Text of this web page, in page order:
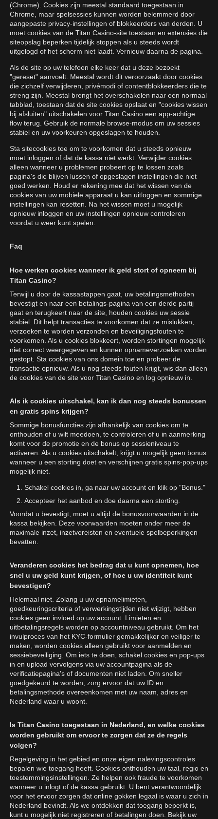
(Chrome). Cookies zijn meestal standaard toegestaan in
Chrome, maar spelsessies kunnen worden belemmerd door
aangepaste privacy-instellingen of blokkeerders van derden. U
moet cookies van de Titan Casino-site toestaan en extensies die
siteopslag beperken tijdelijk stoppen als u steeds wordt
uitgelogd of het scherm niet laadt. Vernieuw daarna de pagina.
Als de site op uw telefoon elke keer dat u deze bezoekt
"gereset" aanvoelt. Meestal wordt dit veroorzaakt door cookies
die zichzelf verwijderen, privémodi of contentblokkeerders die te
streng zijn. Meestal brengt het overschakelen naar een normaal
tabblad, toestaan dat de site cookies opslaat en "cookies wissen
bij afsluiten" uitschakelen voor Titan Casino een app-achtige
flow terug. Gebruik de normale browse-modus om uw sessies
stabiel en uw voorkeuren opgeslagen te houden.
Sta sitecookies toe om te voorkomen dat u steeds opnieuw
moet inloggen of dat de kassa niet werkt. Verwijder cookies
alleen wanneer u problemen probeert op te lossen zoals
pagina's die blijven lussen of opgeslagen instellingen die niet
goed werken. Houd er rekening mee dat het wissen van de
cookies van uw mobiele apparaat u kan uitloggen en sommige
instellingen kan resetten. Na het wissen moet u mogelijk
opnieuw inloggen en uw instellingen opnieuw controleren
voordat u weer kunt spelen.
Faq
Hoe werken cookies wanneer ik geld stort of opneem bij
Titan Casino?
Terwijl u door de kassastappen gaat, uw betalingsmethoden
bevestigt en naar een betalings-pagina van een derde partij
gaat en terugkeert naar de site, houden cookies uw sessie
stabiel. Dit helpt transacties te voorkomen dat ze mislukken,
verzoeken te worden verzonden en beveiligingsfouten te
voorkomen. Als u cookies blokkeert, worden stortingen mogelijk
niet correct weergegeven en kunnen opnameverzoeken worden
gestopt. Sta cookies van ons domein toe en probeer de
transactie opnieuw. Als u nog steeds fouten krijgt, wis dan alleen
de cookies van de site voor Titan Casino en log opnieuw in.
Als ik cookies uitschakel, kan ik dan nog steeds bonussen
en gratis spins krijgen?
Sommige bonusfuncties zijn afhankelijk van cookies om te
onthouden of u wilt meedoen, te controleren of u in aanmerking
komt voor de promotie en de bonus op sessieniveau te
activeren. Als u cookies uitschakelt, krijgt u mogelijk geen bonus
wanneer u een storting doet en verschijnen gratis spins-pop-ups
mogelijk niet.
Schakel cookies in, ga naar uw account en klik op "Bonus."
Accepteer het aanbod en doe daarna een storting.
Voordat u bevestigt, moet u altijd de bonusvoorwaarden in de
kassa bekijken. Deze voorwaarden moeten onder meer de
maximale inzet, inzetvereisten en eventuele spelbeperkingen
bevatten.
Veranderen cookies het bedrag dat u kunt opnemen, hoe
snel u uw geld kunt krijgen, of hoe u uw identiteit kunt
bevestigen?
Helemaal niet. Zolang u uw opnamelimieten,
goedkeuringscriteria of verwerkingstijden niet wijzigt, hebben
cookies geen invloed op uw account. Limieten en
uitbetalingsregels worden op accountniveau gebruikt. Om het
invulproces van het KYC-formulier gemakkelijker en veiliger te
maken, worden cookies alleen gebruikt voor aanmelden en
sessiebeveiliging. Om iets te doen, schakel cookies en pop-ups
in en upload vervolgens via uw accountpagina als de
verificatiepagina's of documenten niet laden. Om sneller
goedgekeurd te worden, zorg ervoor dat uw ID en
betalingsmethode overeenkomen met uw naam, adres en
Nederland waar u woont.
Is Titan Casino toegestaan in Nederland, en welke cookies
worden gebruikt om ervoor te zorgen dat ze de regels
volgen?
Regelgeving in het gebied en onze eigen nalevingscontroles
bepalen wie toegang heeft. Cookies onthouden uw taal, regio en
toestemmingsinstellingen. Ze helpen ook fraude te voorkomen
wanneer u inlogt of de kassa gebruikt. U bent verantwoordelijk
voor het ervoor zorgen dat online gokken legaal is waar u zich in
Nederland bevindt. Als we ontdekken dat toegang beperkt is,
kunt u mogelijk niet registreren of betalingen doen. Bekijk uw